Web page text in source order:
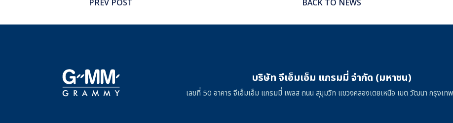
PREV POST BACK TO NEWS
บริษัท จีเอ็มเอ็ม แกรมมี่ จำกัด (มหาชน)
เลขที่ 50 อาคาร จีเอ็มเอ็ม แกรมมี่ เพลส ถนน สุขุมวิท แขวงคลองเตยเหนือ เขต วัฒนา กรุงเ